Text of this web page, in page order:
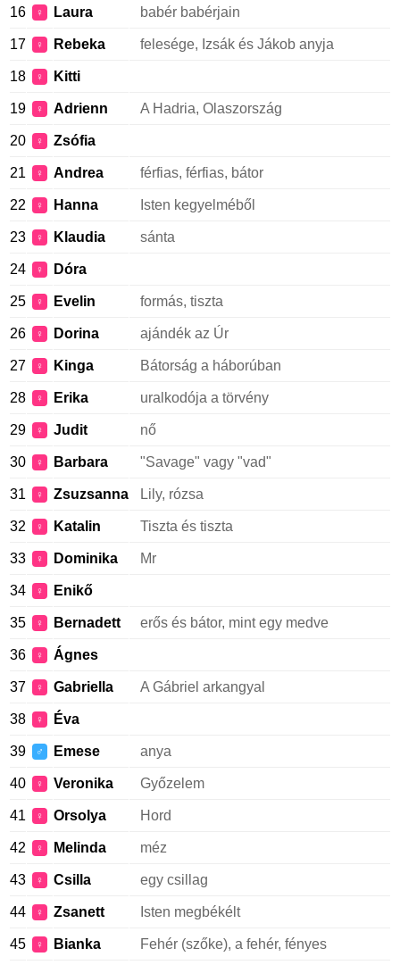
16 ♀ Laura babér babérjain
17 ♀ Rebeka felesége, Izsák és Jákob anyja
18 ♀ Kitti
19 ♀ Adrienn A Hadria, Olaszország
20 ♀ Zsófia
21 ♀ Andrea férfias, férfias, bátor
22 ♀ Hanna Isten kegyelméből
23 ♀ Klaudia sánta
24 ♀ Dóra
25 ♀ Evelin formás, tiszta
26 ♀ Dorina ajándék az Úr
27 ♀ Kinga Bátorság a háborúban
28 ♀ Erika uralkodója a törvény
29 ♀ Judit nő
30 ♀ Barbara "Savage" vagy "vad"
31 ♀ Zsuzsanna Lily, rózsa
32 ♀ Katalin Tiszta és tiszta
33 ♀ Dominika Mr
34 ♀ Enikő
35 ♀ Bernadett erős és bátor, mint egy medve
36 ♀ Ágnes
37 ♀ Gabriella A Gábriel arkangyal
38 ♀ Éva
39 ♂ Emese anya
40 ♀ Veronika Győzelem
41 ♀ Orsolya Hord
42 ♀ Melinda méz
43 ♀ Csilla egy csillag
44 ♀ Zsanett Isten megbékélt
45 ♀ Bianka Fehér (szőke), a fehér, fényes